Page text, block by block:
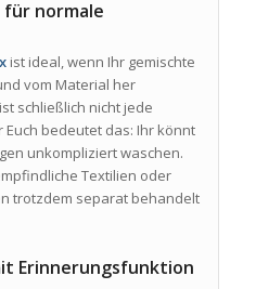
für normale
ist ideal, wenn Ihr gemischte
vom Material her
schließlich nicht jede
bedeutet das: Ihr könnt
unkompliziert waschen.
Textilien oder
trotzdem separat behandelt
Erinnerungsfunktion